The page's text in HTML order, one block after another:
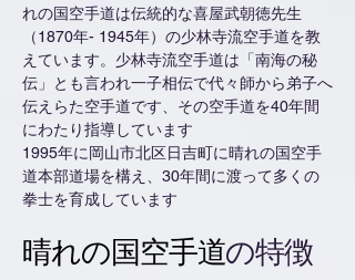
れの国空手道は伝統的な喜屋武朝徳先生
（1870年- 1945年）の少林寺流空手道を教
えています。少林寺流空手道は「南海の秘
伝」とも言われ一子相伝で代々師から弟子へ
伝えらた空手道です、その空手道を40年間
にわたり指導しています
1995年に岡山市北区日吉町に晴れの国空手
道本部道場を構え、30年間に渡って多くの
拳士を育成しています
晴れの国空手道の特徴